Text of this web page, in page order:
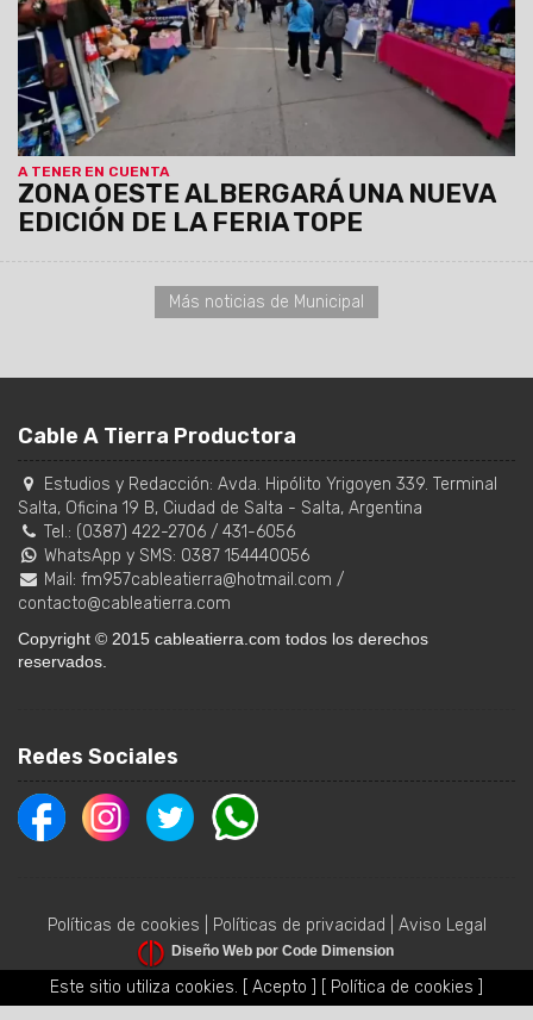
Este sitio utiliza cookies. [ Acepto ] [ Política de cookies ]
A TENER EN CUENTA
ZONA OESTE ALBERGARÁ UNA NUEVA
EDICIÓN DE LA FERIA TOPE
Más noticias de Municipal
Cable A Tierra Productora
Estudios y Redacción: Avda. Hipólito Yrigoyen 339. Terminal
Salta, Oficina 19 B, Ciudad de Salta - Salta, Argentina
Tel.: (0387) 422-2706 / 431-6056
WhatsApp y SMS: 0387 154440056
Mail: fm957cableatierra@hotmail.com /
contacto@cableatierra.com
Copyright © 2015 cableatierra.com todos los derechos
reservados.
Redes Sociales
Políticas de cookies Políticas de privacidad Aviso Legal
Diseño Web por Code Dimension